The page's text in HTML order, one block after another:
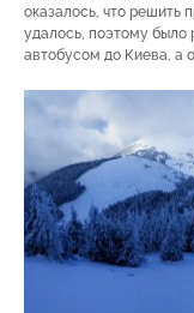
оказалось, что решить
удалось, поэтому было
автобусом до Киева, а